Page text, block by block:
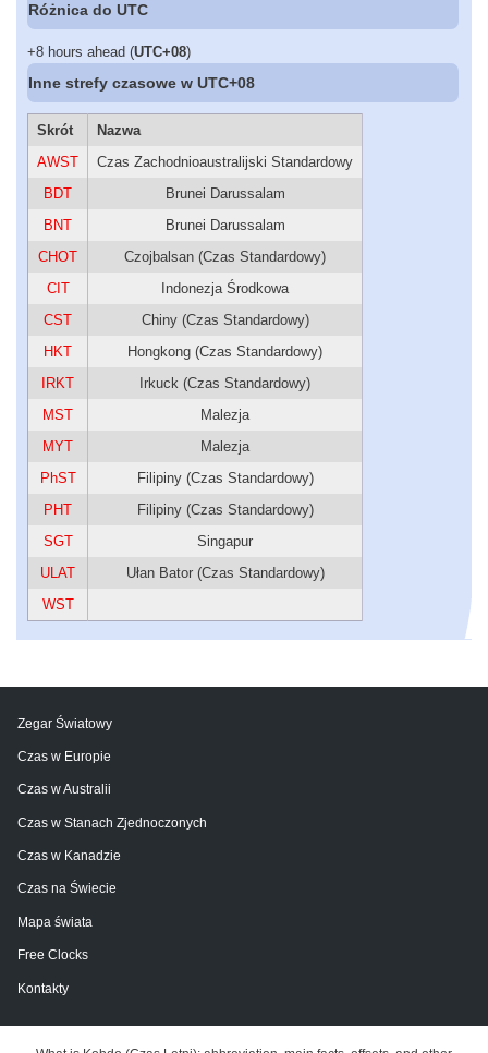
Różnica do UTC
+8 hours ahead (UTC+08)
Inne strefy czasowe w UTC+08
Skrót
Nazwa
AWST
Czas Zachodnioaustralijski Standardowy
BDT
Brunei Darussalam
BNT
Brunei Darussalam
CHOT
Czojbalsan (Czas Standardowy)
CIT
Indonezja Środkowa
CST
Chiny (Czas Standardowy)
HKT
Hongkong (Czas Standardowy)
IRKT
Irkuck (Czas Standardowy)
MST
Malezja
MYT
Malezja
PhST
Filipiny (Czas Standardowy)
PHT
Filipiny (Czas Standardowy)
SGT
Singapur
ULAT
Ułan Bator (Czas Standardowy)
WST
Zegar Światowy
Czas w Europie
Czas w Australii
Czas w Stanach Zjednoczonych
Czas w Kanadzie
Czas na Świecie
Mapa świata
Free Clocks
Kontakty